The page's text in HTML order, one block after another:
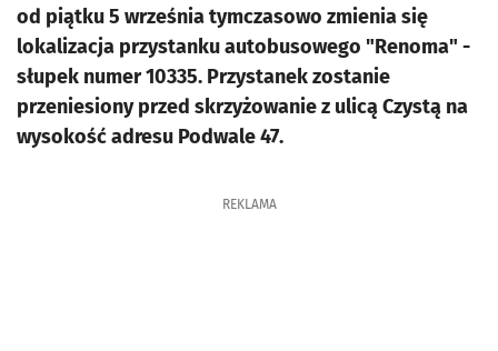
od piątku 5 września tymczasowo zmienia się
lokalizacja przystanku autobusowego "Renoma" -
słupek numer 10335. Przystanek zostanie
przeniesiony przed skrzyżowanie z ulicą Czystą na
wysokość adresu Podwale 47.
REKLAMA